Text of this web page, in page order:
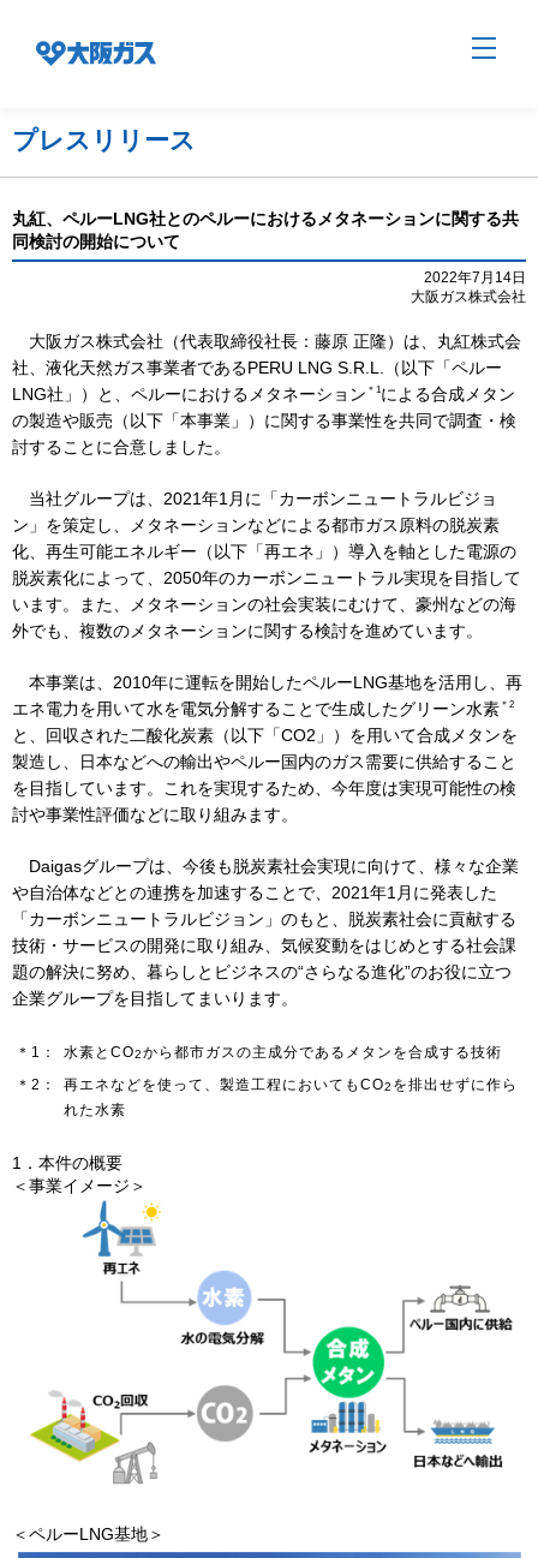
企業情報
ご家庭のお客さま
社会貢献
技術開発
サステナビリティ
IR情報
採用情報
プレスリリース
プレスリリース
丸紅、ペルーLNG社とのペルーにおけるメタネーションに関する共
同検討の開始について
2022年7月14日
大阪ガス株式会社
大阪ガス株式会社（代表取締役社長：藤原 正隆）は、丸紅株式会
社、液化天然ガス事業者であるPERU LNG S.R.L.（以下「ペルー
LNG社」）と、ペルーにおけるメタネーション ＊1による合成メタン
の製造や販売（以下「本事業」）に関する事業性を共同で調査・検
討することに合意しました。
当社グループは、2021年1月に「カーボンニュートラルビジョ
ン」を策定し、メタネーションなどによる都市ガス原料の脱炭素
化、再生可能エネルギー（以下「再エネ」）導入を軸とした電源の
脱炭素化によって、2050年のカーボンニュートラル実現を目指して
います。また、メタネーションの社会実装にむけて、豪州などの海
外でも、複数のメタネーションに関する検討を進めています。
本事業は、2010年に運転を開始したペルーLNG基地を活用し、再
エネ電力を用いて水を電気分解することで生成したグリーン水素 ＊2
と、回収された二酸化炭素（以下「CO2 」）を用いて合成メタンを
製造し、日本などへの輸出やペルー国内のガス需要に供給すること
を目指しています。これを実現するため、今年度は実現可能性の検
討や事業性評価などに取り組みます。
Daigasグループは、今後も脱炭素社会実現に向けて、様々な企業
や自治体などとの連携を加速することで、2021年1月に発表した
「カーボンニュートラルビジョン」のもと、脱炭素社会に貢献する
技術・サービスの開発に取り組み、気候変動をはじめとする社会課
題の解決に努め、暮らしとビジネスの“さらなる進化”のお役に立つ
企業グループを目指してまいります。
＊1： 水素とCO2から都市ガスの主成分であるメタンを合成する技術
＊2：
再エネなどを使って、製造工程においてもCO2 を排出せずに作ら
れた水素
1．本件の概要
＜事業イメージ＞
＜ペルーLNG基地＞